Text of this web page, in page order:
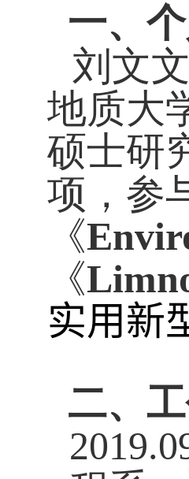
一、
刘文
地质大
硕士研
项，参
《
《
实用新
二、